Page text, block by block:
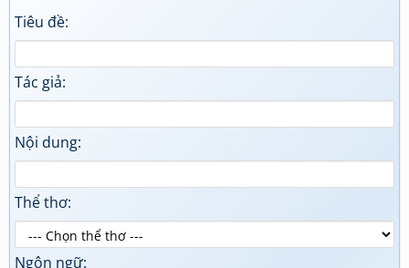
Tiêu đề:
Tác giả:
Nội dung:
Thể thơ:
Ngôn ngữ: